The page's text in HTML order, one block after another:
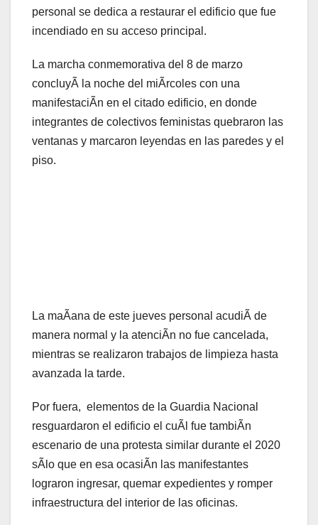
personal se dedica a restaurar el edificio que fue
incendiado en su acceso principal.
La marcha conmemorativa del 8 de marzo
concluyÃ la noche del miÃrcoles con una
manifestaciÃn en el citado edificio, en donde
integrantes de colectivos feministas quebraron las
ventanas y marcaron leyendas en las paredes y el
piso.
La maÃana de este jueves personal acudiÃ de
manera normal y la atenciÃn no fue cancelada,
mientras se realizaron trabajos de limpieza hasta
avanzada la tarde.
Por fuera, elementos de la Guardia Nacional
resguardaron el edificio el cuÃl fue tambiÃn
escenario de una protesta similar durante el 2020
sÃlo que en esa ocasiÃn las manifestantes
lograron ingresar, quemar expedientes y romper
infraestructura del interior de las oficinas.